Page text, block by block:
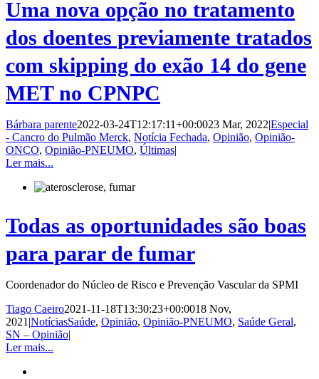
Uma nova opção no tratamento
dos doentes previamente tratados
com skipping do exão 14 do gene
MET no CPNPC
Bárbara parente2022-03-24T12:17:11+00:0023 Mar, 2022|Especial
- Cancro do Pulmão Merck, Notícia Fechada, Opinião, Opinião-
ONCO, Opinião-PNEUMO, Últimas|
Ler mais...
Todas as oportunidades são boas
para parar de fumar
Coordenador do Núcleo de Risco e Prevenção Vascular da SPMI
Tiago Caeiro2021-11-18T13:30:23+00:0018 Nov,
2021 |NotíciasSaúde, Opinião, Opinião-PNEUMO, Saúde Geral,
SN – Opinião|
Ler mais...